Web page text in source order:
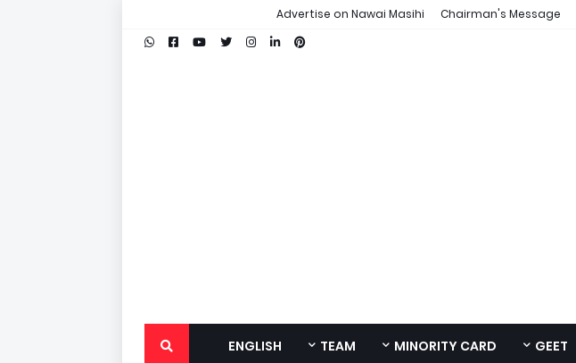
Chairman's Message
Advertise on Nawai Masihi
GEET
MINORITY CARD
TEAM
ENGLISH